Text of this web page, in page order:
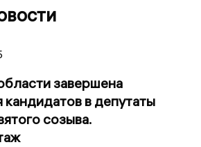
завершена
кандидатов в депутаты
созыва.